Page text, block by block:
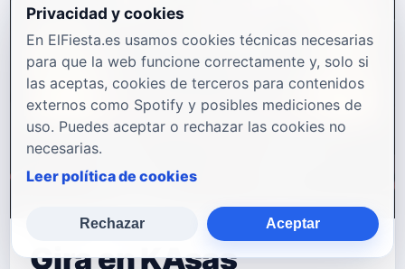
Gira en KAsas
Privacidad y cookies
En ElFiesta.es usamos cookies técnicas necesarias
para que la web funcione correctamente y, solo si
las aceptas, cookies de terceros para contenidos
externos como Spotify y posibles mediciones de
uso. Puedes aceptar o rechazar las cookies no
necesarias.
Leer política de cookies
Rechazar Aceptar